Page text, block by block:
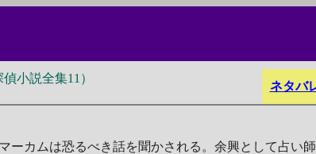
ネタバ
小説全集11）
ーカムは恐るべき話を聞かされる。余興として占い